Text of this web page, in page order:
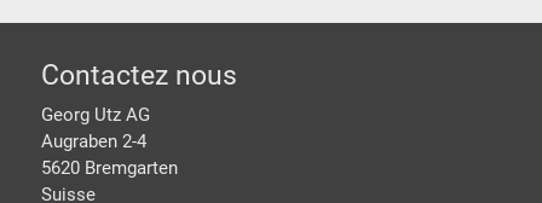
pied de page
Contactez nous
Georg Utz AG
Augraben 2-4
5620 Bremgarten
Suisse